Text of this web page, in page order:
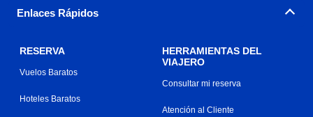
Enlaces Rápidos
RESERVA
Vuelos Baratos
Hoteles Baratos
HERRAMIENTAS DEL
VIAJERO
Consultar mi reserva
Atención al Cliente